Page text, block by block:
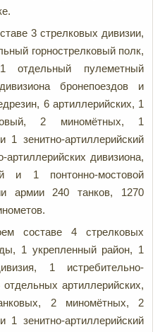
3 стрелковых дивизии,
горнострелковый полк,
отдельный пулеметный
бронепоездов и
6 артиллерийских, 1
2 миномётных, 1
1 зенитно-артиллерийский
дивизиона,
и 1 понтонно-мостовой
армии 240 танков, 1270
составе 4 стрелковых
1 укрепленный район, 1
1 истребительно-
отдельных артиллерийских,
2 миномётных, 2
1 зенитно-артиллерийский